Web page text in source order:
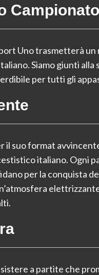
Uno trasmetterà un
Siamo giunti alla
per tutti gli
il suo format
italiano. Ogni
per la conquista
a partite che